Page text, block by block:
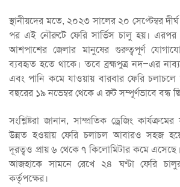
স্থানীয়দের মতে, ২০২৩ সালের ২০ সেপ্টেম্বর
পর এই নৌরুটে ফেরি সার্ভিস চালু হয়। এরপর
আশপাশের জেলার মানুষের গুরুত্বপূর্ণ
ব্যবহৃত হতে থাকে। তবে ব্রহ্মপুত্র নদ–এর
এবং পানি কমে যাওয়ায় বারবার ফেরি চলাচলে
বছরের ১৯ নভেম্বর থেকে এ রুট সম্পূর্ণভাবে বন্ধ
সংশ্লিষ্টরা জানান, সাম্প্রতিক ড্রেজিং
উন্নত হওয়ায় ফেরি চলাচল আবারও সহজ
দূরত্বও প্রায় ৬ থেকে ৭ কিলোমিটার কমে
আজহাকে সামনে রেখে ২৪ ঘণ্টা ফেরি
কর্তৃপক্ষের।